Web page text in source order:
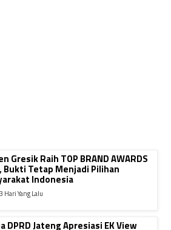
Gresik Raih TOP BRAND AWARDS
Bukti Tetap Menjadi Pilihan
Indonesia
Hari Yang Lalu
DPRD Jateng Apresiasi EK View